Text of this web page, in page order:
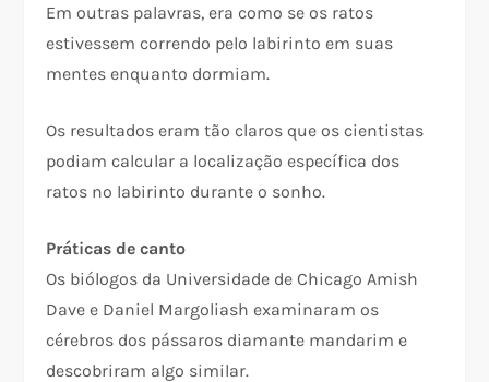
Em outras palavras, era como se os ratos
estivessem correndo pelo labirinto em suas
mentes enquanto dormiam.
Os resultados eram tão claros que os cientistas
podiam calcular a localização específica dos
ratos no labirinto durante o sonho.
Práticas de canto
Os biólogos da Universidade de Chicago Amish
Dave e Daniel Margoliash examinaram os
cérebros dos pássaros diamante mandarim e
descobriram algo similar.